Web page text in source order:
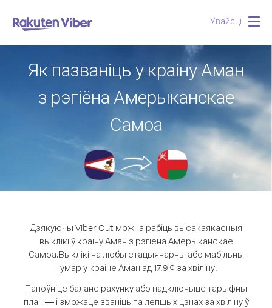
Увайсці
Як пазваніць у краіну Аман
з рэгіёна Амерыканскае
Самоа
Дзякуючы Viber Out можна рабіць высакаякасныя
выклікі ў краіну Аман з рэгіёна Амерыканскае
Самоа.Выклікі на любы стацыянарны або мабільны
нумар у краіне Аман ад 17.9 ¢ за хвіліну.
Папоўніце баланс рахунку або падключыце тарыфны
план — і зможаце званіць па лепшых цэнах за хвіліну ў